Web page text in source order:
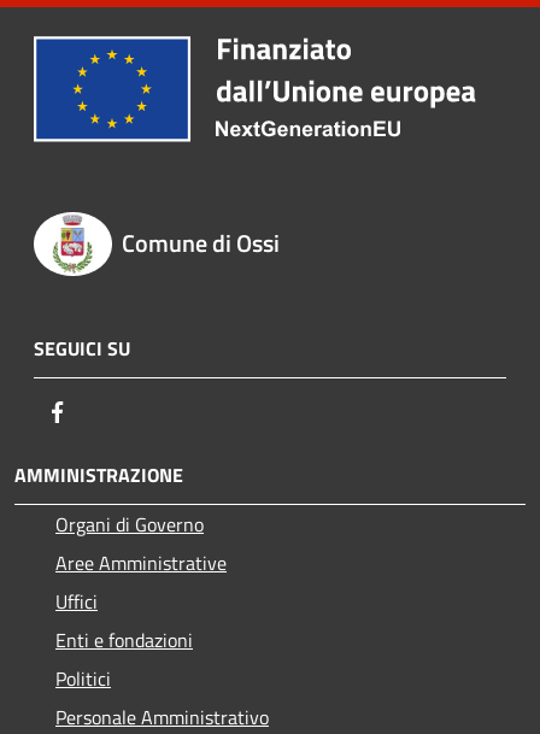
Comune di Ossi
SEGUICI SU
AMMINISTRAZIONE
Organi di Governo
Aree Amministrative
Uffici
Enti e fondazioni
Politici
Personale Amministrativo